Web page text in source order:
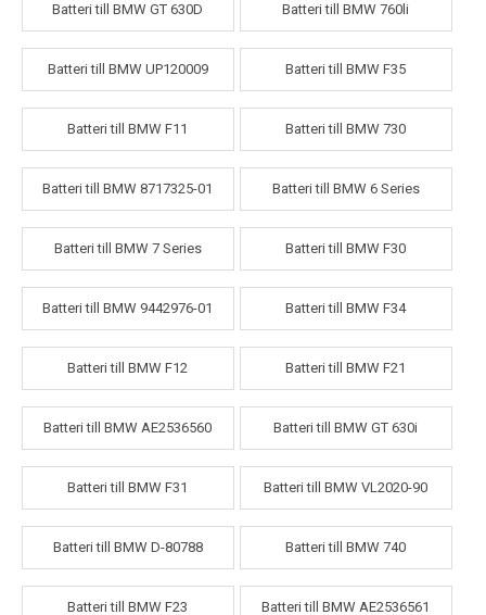
Batteri till BMW GT 630D Batteri till BMW 760li
Batteri till BMW UP120009 Batteri till BMW F35
Batteri till BMW F11 Batteri till BMW 730
Batteri till BMW 8717325-01 Batteri till BMW 6 Series
Batteri till BMW 7 Series Batteri till BMW F30
Batteri till BMW 9442976-01 Batteri till BMW F34
Batteri till BMW F12 Batteri till BMW F21
Batteri till BMW AE2536560 Batteri till BMW GT 630i
Batteri till BMW F31 Batteri till BMW VL2020-90
Batteri till BMW D-80788 Batteri till BMW 740
Batteri till BMW F23 Batteri till BMW AE2536561